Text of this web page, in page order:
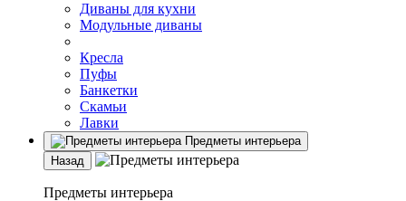
Диваны для кухни
Модульные диваны
Кресла
Пуфы
Банкетки
Скамьи
Лавки
Предметы интерьера
Назад
Предметы интерьера